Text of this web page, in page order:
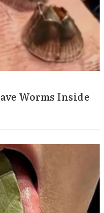
Worms Inside